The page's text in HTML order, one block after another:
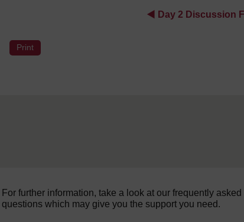
◀︎ Day 2 Discussion
For further information, take a look at our frequently asked
questions which may give you the support you need.